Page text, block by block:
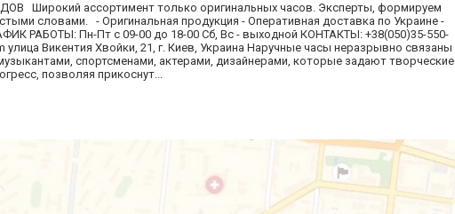
Широкий ассортимент только оригинальных часов. Эксперты, формируем
словами. - Оригинальная продукция - Оперативная доставка по Украине -
РАБОТЫ: Пн-Пт с 09-00 до 18-00 Сб, Вс - выходной КОНТАКТЫ: +38(050)35-550-
улица Викентия Хвойки, 21, г. Киев, Украина Наручные часы неразрывно связаны
спортсменами, актерами, дизайнерами, которые задают творческие
позволяя прикоснут...